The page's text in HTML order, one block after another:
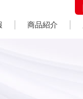
商品紹介